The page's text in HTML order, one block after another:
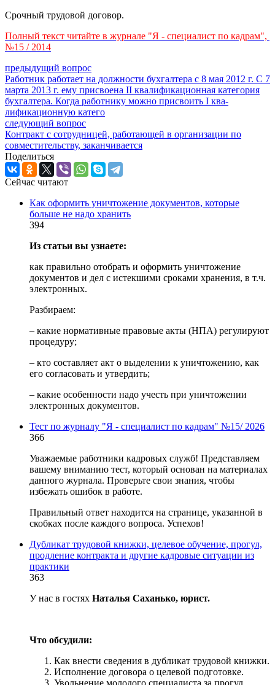
Срочный трудовой договор.
Полный текст читайте в журнале "Я - специалист по кадрам",
№15 / 2014
предыдущий вопрос
Работник работает на должности бухгалтера с 8 мая 2012 г. С 7
марта 2013 г. ему присвоена II квалификационная категория
бухгалтера. Когда работнику можно присвоить I ква-
лификационную катего
следующий вопрос
Контракт с сотрудницей, работающей в организации по
совместительству, заканчивается
Поделиться
Сейчас читают
Как оформить уничтожение документов, которые
больше не надо хранить
394
Из статьи вы узнаете:
как правильно отобрать и оформить уничтожение
документов и дел с истекшими сроками хранения, в т.ч.
электронных.
Разбираем:
– какие нормативные правовые акты (НПА) регулируют
процедуру;
– кто составляет акт о выделении к уничтожению, как
его согласовать и утвердить;
– какие особенности надо учесть при уничтожении
электронных документов.
Тест по журналу "Я - специалист по кадрам" №15/ 2026
366
Уважаемые работники кадровых служб! Представляем
вашему вниманию тест, который основан на материалах
данного журнала. Проверьте свои знания, чтобы
избежать ошибок в работе.
Правильный ответ находится на странице, указанной в
скобках после каждого вопроса. Успехов!
Дубликат трудовой книжки, целевое обучение, прогул,
продление контракта и другие кадровые ситуации из
практики
363
У нас в гостях Наталья Саханько, юрист.
Что обсудили:
Как внести сведения в дубликат трудовой книжки.
Исполнение договора о целевой подготовке.
Увольнение молодого специалиста за прогул.